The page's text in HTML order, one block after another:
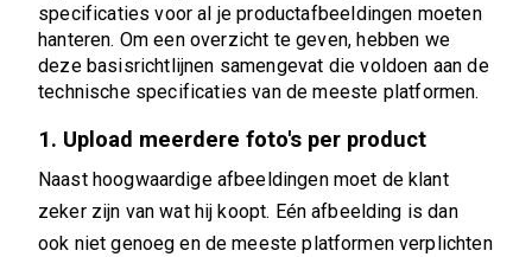
specificaties voor al je productafbeeldingen moeten
hanteren. Om een ​​overzicht te geven, hebben we
deze basisrichtlijnen samengevat die voldoen aan de
technische specificaties van de meeste platformen.
1. Upload meerdere foto's per product
Naast hoogwaardige afbeeldingen moet de klant
zeker zijn van wat hij koopt. Eén afbeelding is dan
ook niet genoeg en de meeste platformen verplichten